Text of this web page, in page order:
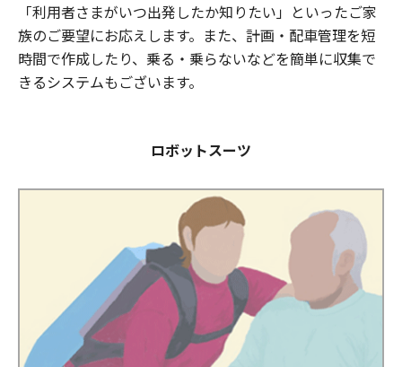
「利用者さまがいつ出発したか知りたい」といったご家
族のご要望にお応えします。また、計画・配車管理を短
時間で作成したり、乗る・乗らないなどを簡単に収集で
きるシステムもございます。
ロボットスーツ